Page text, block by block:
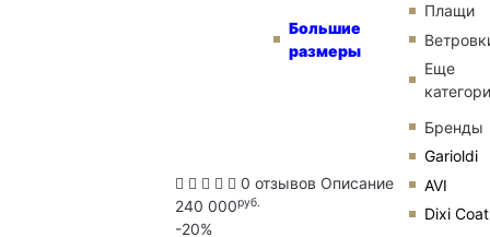
Большие
размеры
Плащи
Еще
Бренды
Garioldi
AVI
Dixi Coat
0 отзывов Описание
240 000руб.
-20%